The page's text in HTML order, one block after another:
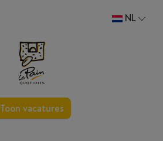
NL
Toon vacatures